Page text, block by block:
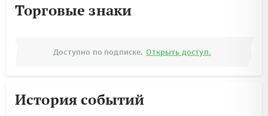
Торговые знаки
Доступно по подписке. Открыть доступ.
История событий